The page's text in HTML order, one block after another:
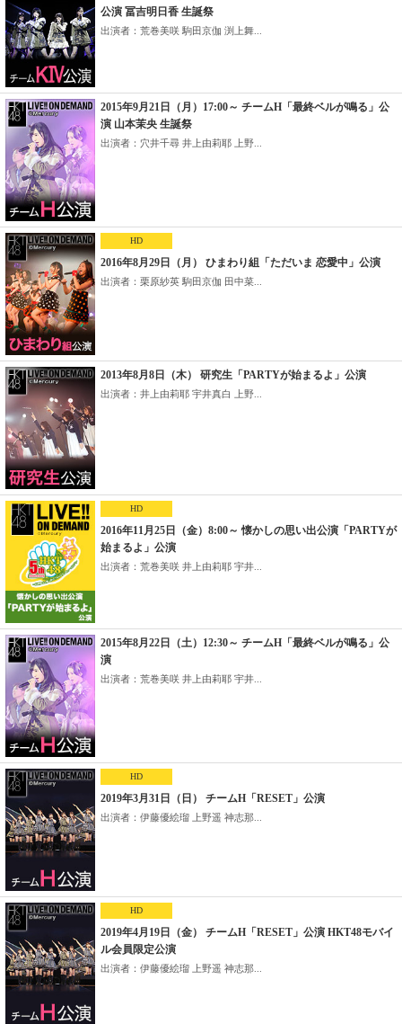
公演 冨吉明日香 生誕祭
出演者：荒巻美咲 駒田京伽 渕上舞...
2015年9月21日（月）17:00～ チームH「最終ベルが鳴る」公
演 山本茉央 生誕祭
出演者：穴井千尋 井上由莉耶 上野...
HD
2016年8月29日（月） ひまわり組「ただいま 恋愛中」公演
出演者：栗原紗英 駒田京伽 田中菜...
2013年8月8日（木） 研究生「PARTYが始まるよ」公演
出演者：井上由莉耶 宇井真白 上野...
HD
2016年11月25日（金）8:00～ 懐かしの思い出公演「PARTYが
始まるよ」公演
出演者：荒巻美咲 井上由莉耶 宇井...
2015年8月22日（土）12:30～ チームH「最終ベルが鳴る」公
演
出演者：荒巻美咲 井上由莉耶 宇井...
HD
2019年3月31日（日） チームH「RESET」公演
出演者：伊藤優絵瑠 上野遥 神志那...
HD
2019年4月19日（金） チームH「RESET」公演 HKT48モバイ
ル会員限定公演
出演者：伊藤優絵瑠 上野遥 神志那...